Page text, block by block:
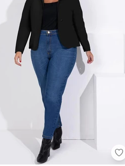
Blusa Floral Liberty em Tule